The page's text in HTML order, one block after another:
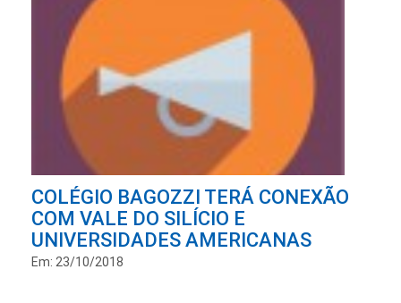
COLÉGIO BAGOZZI TERÁ CONEXÃO
COM VALE DO SILÍCIO E
UNIVERSIDADES AMERICANAS
Em: 23/10/2018